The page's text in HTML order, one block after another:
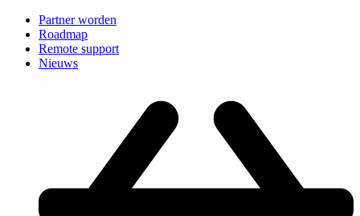
Partner worden
Roadmap
Remote support
Nieuws